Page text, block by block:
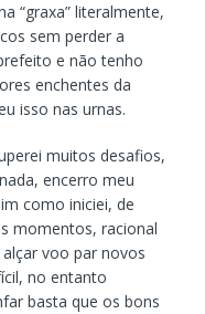
“graxa” literalmente,
sem perder a
e não tenho
enchentes da
isso nas urnas.
muitos desafios,
encerro meu
como iniciei, de
momentos, racional
voo par novos
no entanto
basta que os bons